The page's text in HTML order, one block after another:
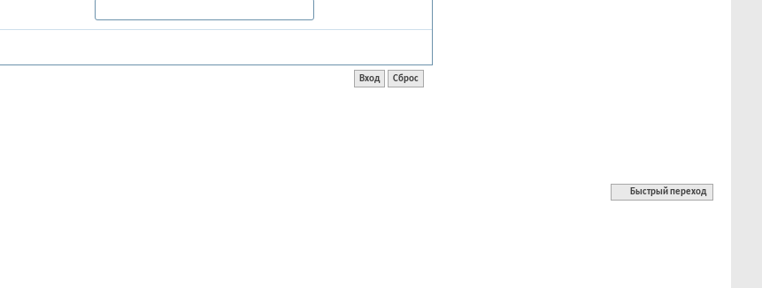
Быстрый переход